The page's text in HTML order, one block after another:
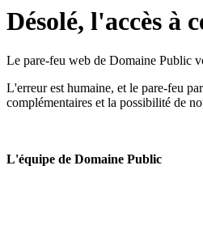
Désolé, l'accès à
Le pare-feu web de Domaine Public
L'erreur est humaine, et le pare-feu
complémentaires et la possibilité de
L'équipe de Domaine Public